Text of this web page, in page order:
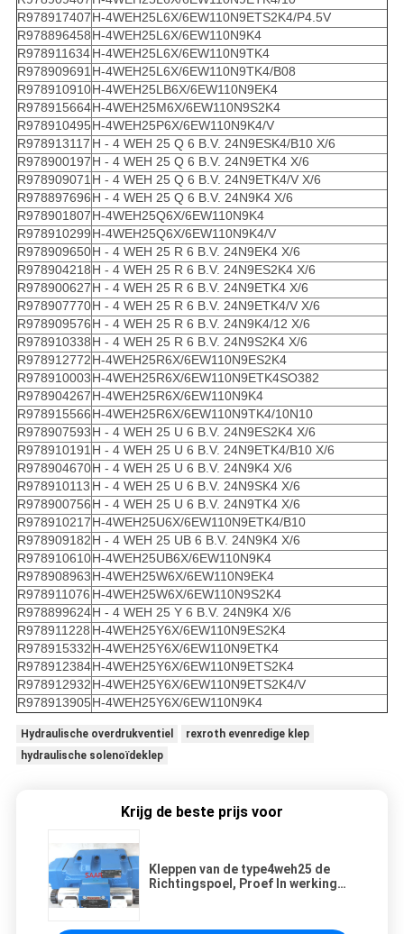
R978917407H-4WEH25L6X/6EW110N9ETS2K4/P4.5V
R978896458H-4WEH25L6X/6EW110N9K4
R978911634H-4WEH25L6X/6EW110N9TK4
R978909691H-4WEH25L6X/6EW110N9TK4/B08
R978910910H-4WEH25LB6X/6EW110N9EK4
R978915664H-4WEH25M6X/6EW110N9S2K4
R978910495H-4WEH25P6X/6EW110N9K4/V
R978913117 H - 4 WEH 25 Q 6 B.V. 24N9ESK4/B10 X/6
R978900197H - 4 WEH 25 Q 6 B.V. 24N9ETK4 X/6
R978909071H - 4 WEH 25 Q 6 B.V. 24N9ETK4/V X/6
R978897696H - 4 WEH 25 Q 6 B.V. 24N9K4 X/6
R978901807H-4WEH25Q6X/6EW110N9K4
R978910299H-4WEH25Q6X/6EW110N9K4/V
R978909650H - 4 WEH 25 R 6 B.V. 24N9EK4 X/6
R978904218H - 4 WEH 25 R 6 B.V. 24N9ES2K4 X/6
R978900627H - 4 WEH 25 R 6 B.V. 24N9ETK4 X/6
R978907770H - 4 WEH 25 R 6 B.V. 24N9ETK4/V X/6
R978909576H - 4 WEH 25 R 6 B.V. 24N9K4/12 X/6
R978910338H - 4 WEH 25 R 6 B.V. 24N9S2K4 X/6
R978912772H-4WEH25R6X/6EW110N9ES2K4
R978910003H-4WEH25R6X/6EW110N9ETK4SO382
R978904267H-4WEH25R6X/6EW110N9K4
R978915566H-4WEH25R6X/6EW110N9TK4/10N10
R978907593H - 4 WEH 25 U 6 B.V. 24N9ES2K4 X/6
R978910191H - 4 WEH 25 U 6 B.V. 24N9ETK4/B10 X/6
R978904670H - 4 WEH 25 U 6 B.V. 24N9K4 X/6
R978910113 H - 4 WEH 25 U 6 B.V. 24N9SK4 X/6
R978900756H - 4 WEH 25 U 6 B.V. 24N9TK4 X/6
R978910217H-4WEH25U6X/6EW110N9ETK4/B10
R978909182H - 4 WEH 25 UB 6 B.V. 24N9K4 X/6
R978910610H-4WEH25UB6X/6EW110N9K4
R978908963H-4WEH25W6X/6EW110N9EK4
R978911076 H-4WEH25W6X/6EW110N9S2K4
R978899624H - 4 WEH 25 Y 6 B.V. 24N9K4 X/6
R978911228 H-4WEH25Y6X/6EW110N9ES2K4
R978915332H-4WEH25Y6X/6EW110N9ETK4
R978912384H-4WEH25Y6X/6EW110N9ETS2K4
R978912932H-4WEH25Y6X/6EW110N9ETS2K4/V
R978913905H-4WEH25Y6X/6EW110N9K4
Hydraulische overdrukventiel
rexroth evenredige klep
hydraulische solenoïdeklep
Krijg de beste prijs voor
Kleppen van de type4weh25 de
Richtingspoel, Proef In werking